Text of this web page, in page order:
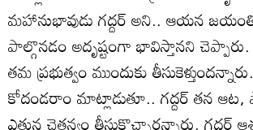
మహానుభావుడు గద్దర్‌ అని.. ఆయన
పాల్గొనడం అదృష్టంగా భావిస్తానని
తమ ప్రభుత్వం ముందుకు
కోదండరాం మాట్లాడుతూ.. గద్దర్‌ తన